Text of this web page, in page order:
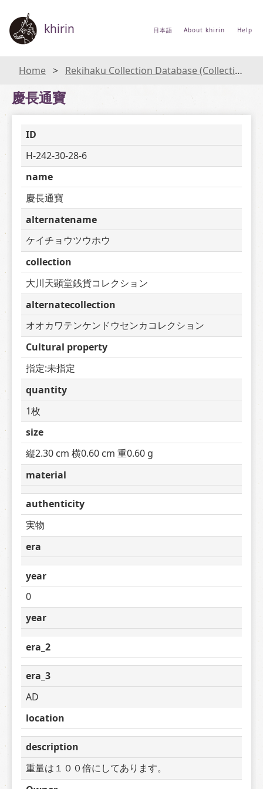
khirin 日本語 About khirin Help
Home Rekihaku Collection Database (Collections Database of the National Museum of Japanese History)
慶長通寶
ID
H-242-30-28-6
name
慶長通寶
alternatename
ケイチョウツウホウ
collection
大川天顕堂銭貨コレクション
alternatecollection
オオカワテンケンドウセンカコレクション
Cultural property
指定:未指定
quantity
1枚
size
縦2.30 cm 横0.60 cm 重0.60 g
material
authenticity
実物
era
year
0
year
era_2
era_3
AD
location
description
重量は１００倍にしてあります。